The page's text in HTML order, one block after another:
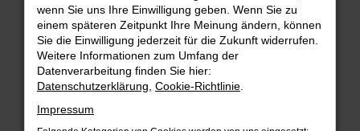
Beim Laden ist ein Fehler aufgetreten.
Hier sind ein paar Tipps, die dir helfen können:
Überprüfe deine Firewall und deine
Internetverbindung.
Laden andere Webseiten, zum Beispiel deine
Suchmaschine?
wenn Sie uns Ihre Einwilligung geben. Wenn Sie zu
einem späteren Zeitpunkt Ihre Meinung ändern, können
Sie die Einwilligung jederzeit für die Zukunft widerrufen.
Weitere Informationen zum Umfang der
Datenverarbeitung finden Sie hier:
Datenschutzerklärung Cookie-Richtlinie
Impressum